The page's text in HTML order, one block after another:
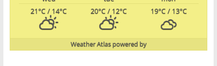
19°C/ 13°C
20°C / 12°C
21°C / 14°C
powered by
Weather Atlas